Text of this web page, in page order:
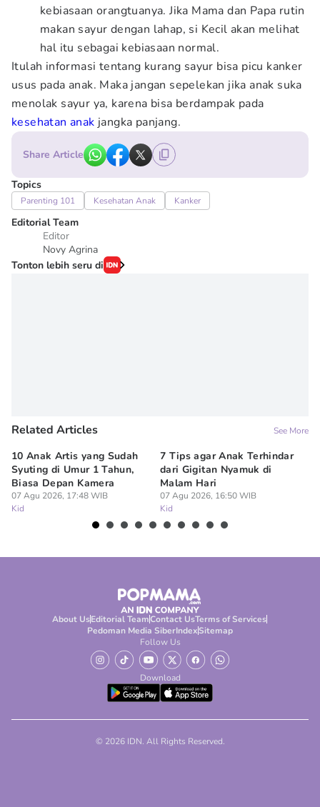
kebiasaan orangtuanya. Jika Mama dan Papa rutin
makan sayur dengan lahap, si Kecil akan melihat
hal itu sebagai kebiasaan normal.
Itulah informasi tentang kurang sayur bisa picu kanker
usus pada anak. Maka jangan sepelekan jika anak suka
menolak sayur ya, karena bisa berdampak pada
kesehatan anak jangka panjang.
Share Article
Topics
Parenting 101 Kesehatan Anak Kanker
Editorial Team
Editor
Novy Agrina
Tonton lebih seru di
Related Articles See More
10 Anak Artis yang Sudah
Syuting di Umur 1 Tahun,
Biasa Depan Kamera
07 Agu 2026, 17:48 WIB
Kid
7 Tips agar Anak Terhindar
dari Gigitan Nyamuk di
Malam Hari
07 Agu 2026, 16:50 WIB
Kid
About UsEditorial TeamContact UsTerms of Services
Pedoman Media SiberIndexSitemap
Follow Us
Download
© 2026 IDN. All Rights Reserved.